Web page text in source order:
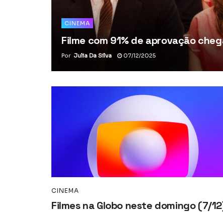
CINEMA
Filme com 91% de aprovação
Por Julia Da Silva 07/12/2025
CINEMA
Filmes na Globo neste domingo (7/